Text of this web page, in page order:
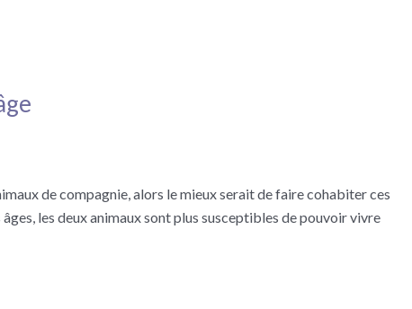
de compagnie, alors le mieux serait de faire cohabiter ces
les deux animaux sont plus susceptibles de pouvoir vivre